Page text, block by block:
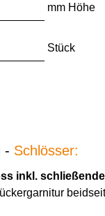
mm Höhe
Stück
- Schlösser:
inkl.